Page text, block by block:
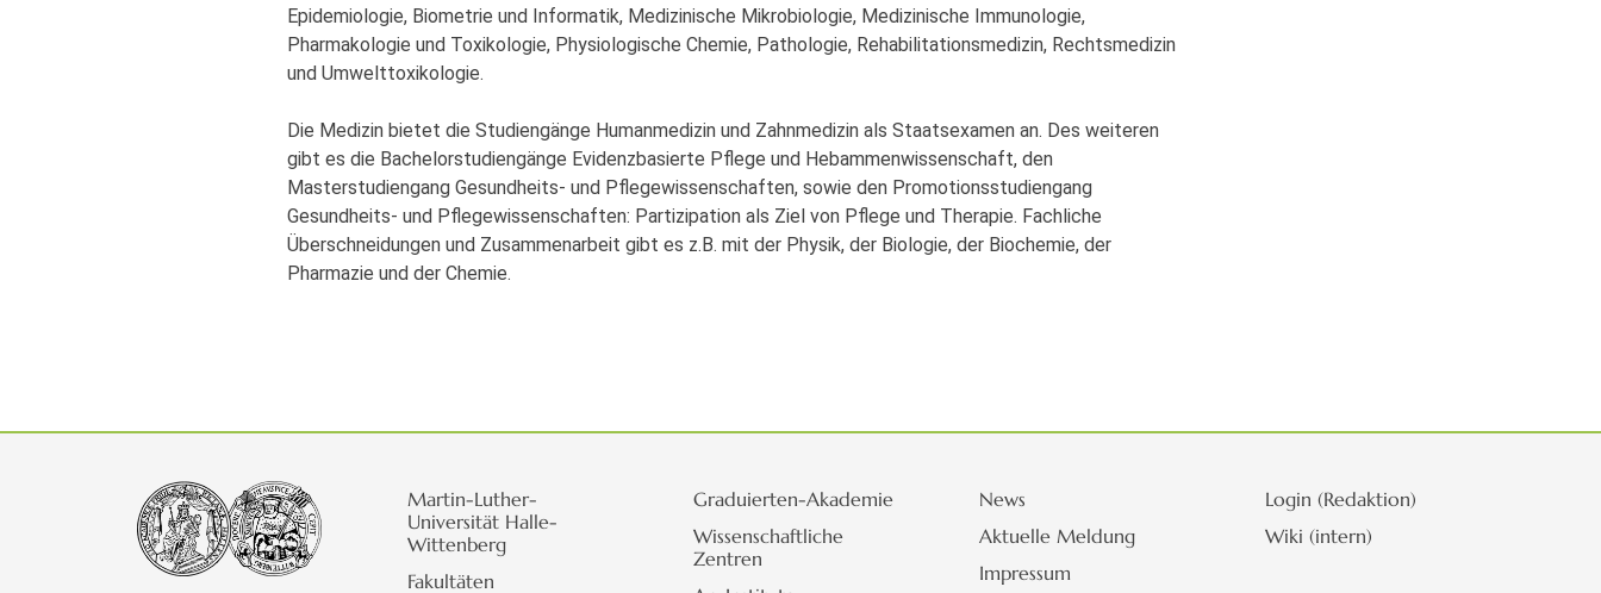
Epidemiologie, Biometrie und Informatik, Medizinische Mikrobiologie, Medizinische Immunologie,
Pharmakologie und Toxikologie, Physiologische Chemie, Pathologie, Rehabilitationsmedizin, Rechtsmedizin
und Umwelttoxikologie.
Die Medizin bietet die Studiengänge Humanmedizin und Zahnmedizin als Staatsexamen an. Des weiteren
gibt es die Bachelorstudiengänge Evidenzbasierte Pflege und Hebammenwissenschaft, den
Masterstudiengang Gesundheits- und Pflegewissenschaften, sowie den Promotionsstudiengang
Gesundheits- und Pflegewissenschaften: Partizipation als Ziel von Pflege und Therapie. Fachliche
Überschneidungen und Zusammenarbeit gibt es z.B. mit der Physik, der Biologie, der Biochemie, der
Pharmazie und der Chemie.
Martin-Luther-
Universität Halle-
Wittenberg
Fakultäten
Graduierten-Akademie
Wissenschaftliche
Zentren
News
Aktuelle Meldung
Impressum
Login (Redaktion)
Wiki (intern)